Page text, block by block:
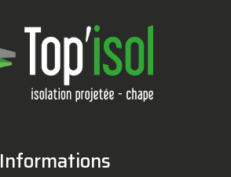
Informations